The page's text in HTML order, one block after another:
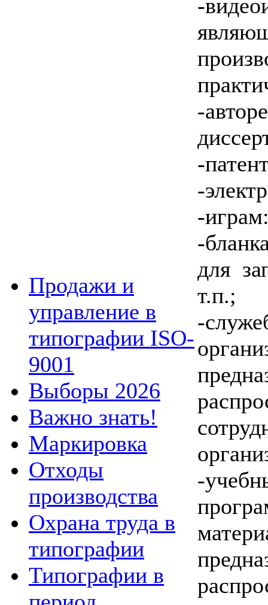
Продажи и
управление в
типографии ISO-
9001
Выборы 2026
Важно знать!
Маркировка
Отходы
производства
Охрана труда в
типографии
Типографии в
-
-
-
-
-
-
для
т.п.;
-
-